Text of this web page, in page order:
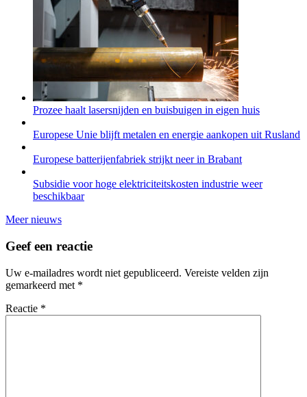
Prozee haalt lasersnijden en buisbuigen in eigen huis
Europese Unie blijft metalen en energie aankopen uit Rusland
Europese batterijenfabriek strijkt neer in Brabant
Subsidie voor hoge elektriciteitskosten industrie weer
beschikbaar
Meer nieuws
Geef een reactie
Uw e-mailadres wordt niet gepubliceerd. Vereiste velden zijn
gemarkeerd met *
Reactie *